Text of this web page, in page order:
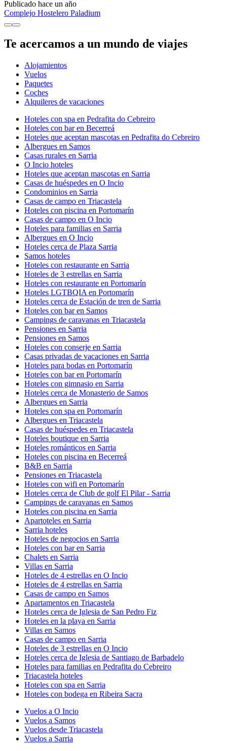
Publicado hace un año
Complejo Hostelero Paladium
Te acercamos a un mundo de viajes
Alojamientos
Vuelos
Paquetes
Coches
Alquileres de vacaciones
Hoteles con spa en Pedrafita do Cebreiro
Hoteles con bar en Becerreá
Hoteles que aceptan mascotas en Pedrafita do Cebreiro
Albergues en Samos
Casas rurales en Sarria
O Incio hoteles
Hoteles que aceptan mascotas en Sarria
Casas de huéspedes en O Incio
Condominios en Sarria
Casas de campo en Triacastela
Hoteles con piscina en Portomarín
Casas de campo en O Incio
Hoteles para familias en Sarria
Albergues en O Incio
Hoteles cerca de Plaza Sarria
Samos hoteles
Hoteles con restaurante en Sarria
Hoteles de 3 estrellas en Sarria
Hoteles con restaurante en Portomarín
Hoteles LGTBQIA en Portomarín
Hoteles cerca de Estación de tren de Sarria
Hoteles con bar en Samos
Campings de caravanas en Triacastela
Pensiones en Sarria
Pensiones en Samos
Hoteles con conserje en Sarria
Casas privadas de vacaciones en Sarria
Hoteles para bodas en Portomarín
Hoteles con bar en Portomarín
Hoteles con gimnasio en Sarria
Hoteles cerca de Monasterio de Samos
Albergues en Sarria
Hoteles con spa en Portomarín
Albergues en Triacastela
Casas de huéspedes en Triacastela
Hoteles boutique en Sarria
Hoteles románticos en Sarria
Hoteles con piscina en Becerreá
B&B en Sarria
Pensiones en Triacastela
Hoteles con wifi en Portomarín
Hoteles cerca de Club de golf El Pilar - Sarria
Campings de caravanas en Samos
Hoteles con piscina en Sarria
Apartoteles en Sarria
Sarria hoteles
Hoteles de negocios en Sarria
Hoteles con bar en Sarria
Chalets en Sarria
Villas en Sarria
Hoteles de 4 estrellas en O Incio
Hoteles de 4 estrellas en Sarria
Casas de campo en Samos
Apartamentos en Triacastela
Hoteles cerca de Iglesia de San Pedro Fiz
Hoteles en la playa en Sarria
Villas en Samos
Casas de campo en Sarria
Hoteles de 3 estrellas en O Incio
Hoteles cerca de Iglesia de Santiago de Barbadelo
Hoteles para familias en Pedrafita do Cebreiro
Triacastela hoteles
Hoteles con spa en Sarria
Hoteles con bodega en Ribeira Sacra
Vuelos a O Incio
Vuelos a Samos
Vuelos desde Triacastela
Vuelos a Sarria